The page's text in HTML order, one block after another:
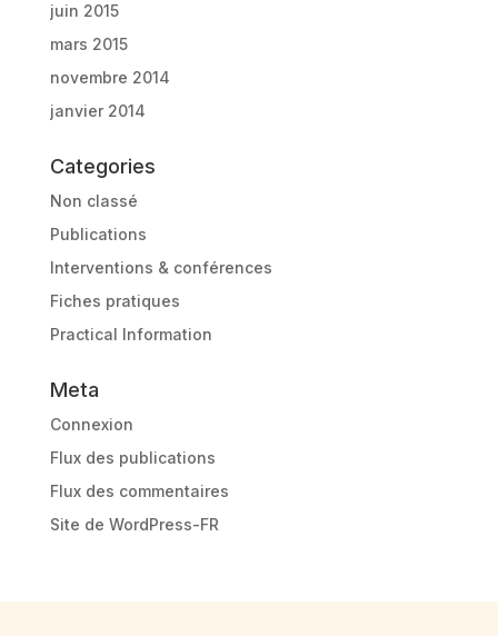
juin 2015
mars 2015
novembre 2014
janvier 2014
Categories
Non classé
Publications
Interventions & conférences
Fiches pratiques
Practical Information
Meta
Connexion
Flux des publications
Flux des commentaires
Site de WordPress-FR